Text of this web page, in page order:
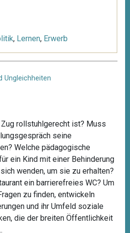
, Lernen, Erwerb
Ungleichheiten
rollstuhlgerecht ist? Muss
seine
Welche pädagogische
ein Kind mit einer Behinderung
wenden, um sie zu erhalten?
ein barrierefreies WC? Um
zu finden, entwickeln
und ihr Umfeld soziale
die der breiten Öffentlichkeit